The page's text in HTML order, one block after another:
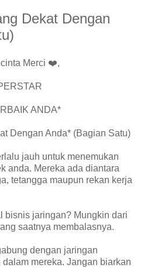
Dekat Dengan
Merci ❤️,
ANDA*
Dengan Anda* (Bagian Satu)
jauh untuk menemukan
anda. Mereka ada diantara
tetangga maupun rekan kerja
bisnis jaringan? Mungkin dari
saatnya membalasnya.
dengan jaringan
mereka. Jangan biarkan